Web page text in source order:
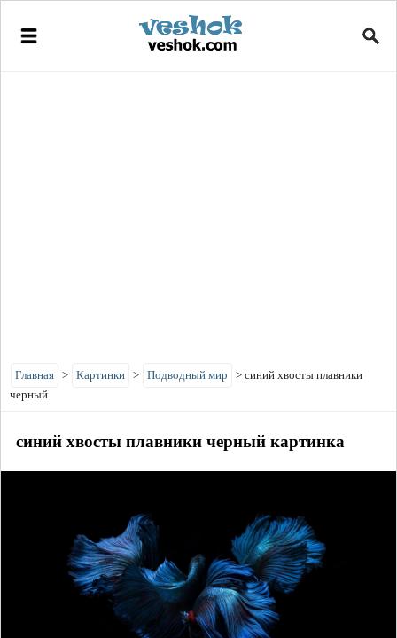
Главная > Картинки > Подводный мир > синий хвосты плавники
черный
синий хвосты плавники черный картинка